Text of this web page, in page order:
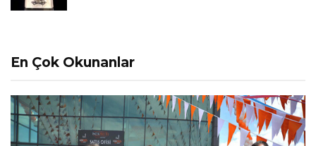
En Çok Okunanlar